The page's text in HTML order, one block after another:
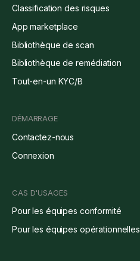
Classification des risques
App marketplace
Bibliothèque de scan
Bibliothèque de remédiation
Tout-en-un KYC/B
DÉMARRAGE
Contactez-nous
Connexion
CAS D'USAGES
Pour les équipes conformité
Pour les équipes opérationnelles